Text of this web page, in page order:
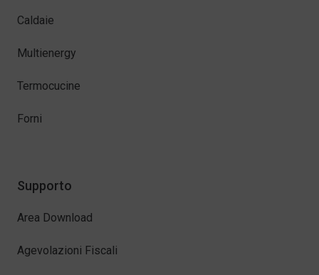
Caldaie
Multienergy
Termocucine
Forni
Supporto
Area Download
Agevolazioni Fiscali